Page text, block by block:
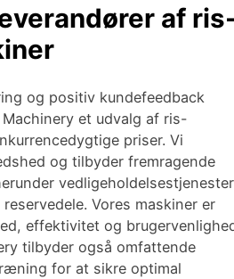
af
og positiv kundefeedback
et udvalg af ris-
priser. Vi
og tilbyder fremragende
vedligeholdelsestjenester
Vores maskiner er
effektivitet og
tilbyder også omfattende
for at sikre optimal